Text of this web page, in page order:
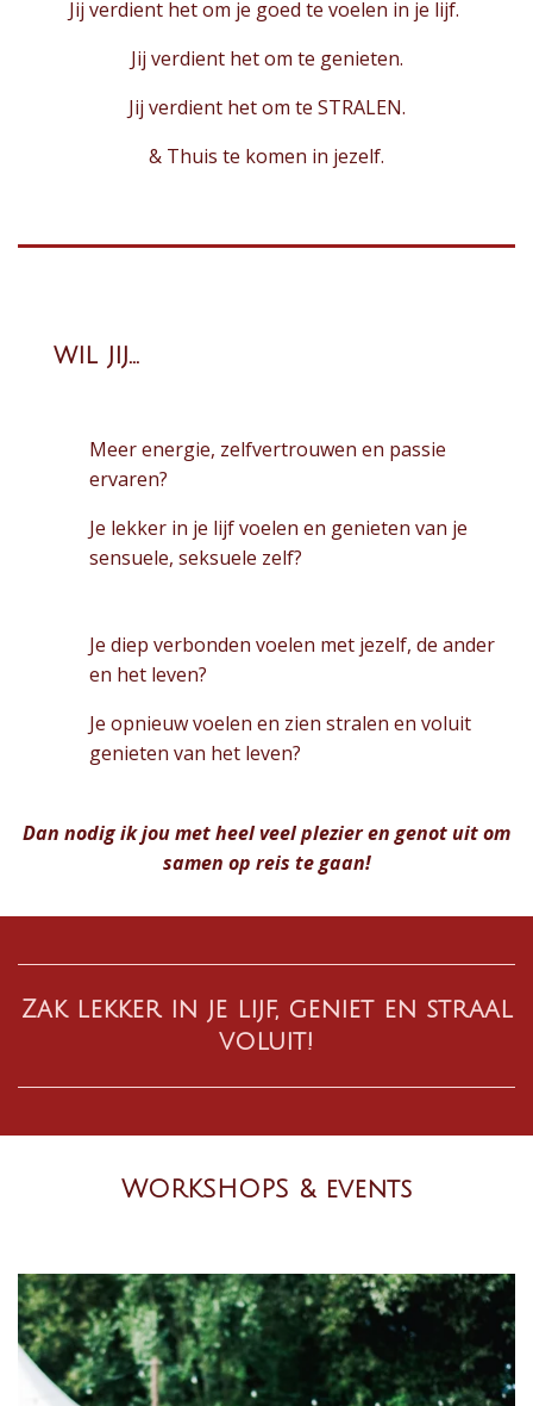
Jij verdient het om je goed te voelen in je lijf.
Jij verdient het om te genieten.
Jij verdient het om te STRALEN.
& Thuis te komen in jezelf.
wil jij...
Meer energie, zelfvertrouwen en passie
ervaren?
Je lekker in je lijf voelen en genieten van je
sensuele, seksuele zelf?
Je diep verbonden voelen met jezelf, de ander
en het leven?
Je opnieuw voelen en zien stralen en voluit
genieten van het leven?
Dan nodig ik jou met heel veel plezier en genot uit om
samen op reis te gaan!
Zak lekker in je lijf, geniet en straal
voluit!
WORKSHOPS & events